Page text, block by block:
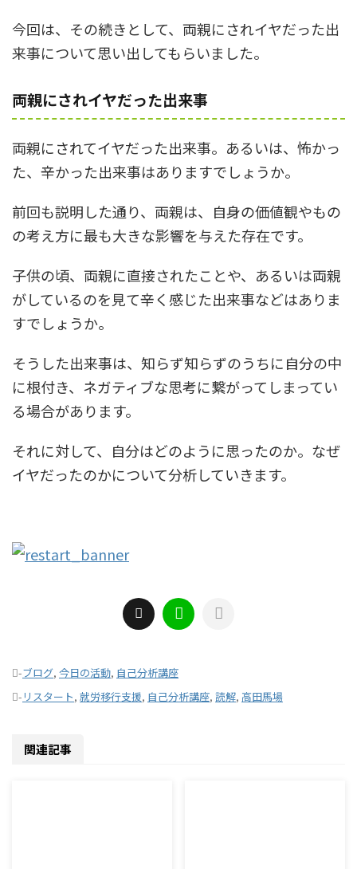
今回は、その続きとして、両親にされイヤだった出
来事について思い出してもらいました。
両親にされイヤだった出来事
両親にされてイヤだった出来事。あるいは、怖かっ
た、辛かった出来事はありますでしょうか。
前回も説明した通り、両親は、自身の価値観やもの
の考え方に最も大きな影響を与えた存在です。
子供の頃、両親に直接されたことや、あるいは両親
がしているのを見て辛く感じた出来事などはありま
すでしょうか。
そうした出来事は、知らず知らずのうちに自分の中
に根付き、ネガティブな思考に繋がってしまってい
る場合があります。
それに対して、自分はどのように思ったのか。なぜ
イヤだったのかについて分析していきます。
-ブログ, 今日の活動, 自己分析講座
- リスタート, 就労移行支援, 自己分析講座, 読解, 高田馬場
関連記事